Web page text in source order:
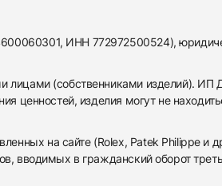
ИНН 772972500524),
лицами (собственниками изделий). ИП
ценностей, изделия могут не
на сайте (Rolex, Patek Philippe и
вводимых в гражданский оборот